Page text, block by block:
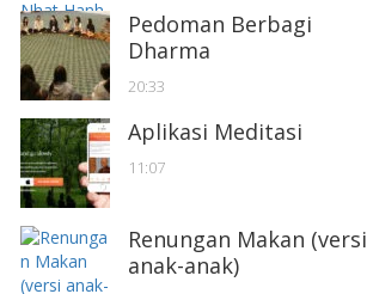
Pedoman Berbagi
Dharma
20:33
Aplikasi Meditasi
11:07
Renungan Makan (versi
anak-anak)